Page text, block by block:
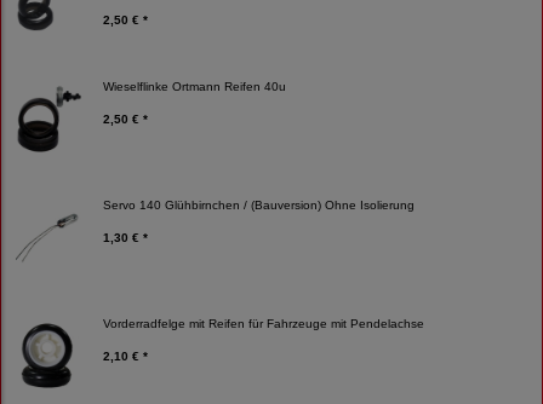
2,50 € *
Wieselflinke Ortmann Reifen 40u
2,50 € *
Servo 140 Glühbirnchen / (Bauversion) Ohne Isolierung
1,30 € *
Vorderradfelge mit Reifen für Fahrzeuge mit Pendelachse
2,10 € *